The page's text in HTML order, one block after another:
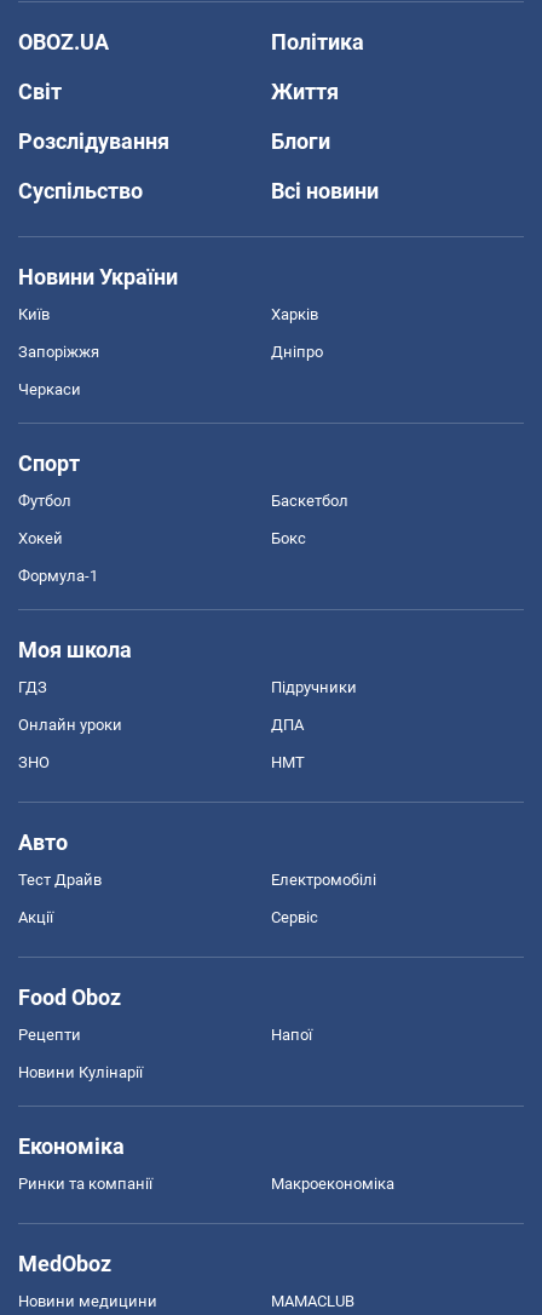
OBOZ.UA
Політика
Світ
Життя
Розслідування
Блоги
Суспільство
Всі новини
Новини України
Київ Харків
Запоріжжя Дніпро
Черкаси
Спорт
Футбол Баскетбол
Хокей Бокс
Формула-1
Моя школа
ГДЗ Підручники
Онлайн уроки ДПА
ЗНО НМТ
Авто
Тест Драйв Електромобілі
Акції Сервіс
Food Oboz
Рецепти Напої
Новини Кулінарії
Економіка
Ринки та компанії Макроекономіка
MedOboz
Новини медицини MAMACLUB